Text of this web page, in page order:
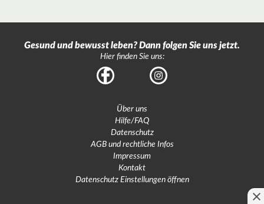
Gesund und bewusst leben? Dann folgen Sie uns jetzt.
Hier finden Sie uns:
Facebook Instagram
Über uns
Hilfe/FAQ
Datenschutz
AGB und rechtliche Infos
Impressum
Kontakt
Datenschutz Einstellungen öffnen